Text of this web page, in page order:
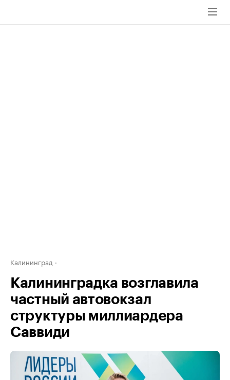
Калининград
Калининградка возглавила
частный автовокзал
структуры миллиардера
Саввиди